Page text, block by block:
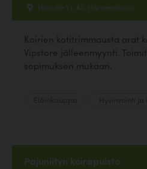
Haratie 1 c 42, Hämeenlinna
Koirien kotitrimmausta arat
Vipstore jälleenmyynti.
sopimuksen mukaan.
Pajuniityn koirapuisto